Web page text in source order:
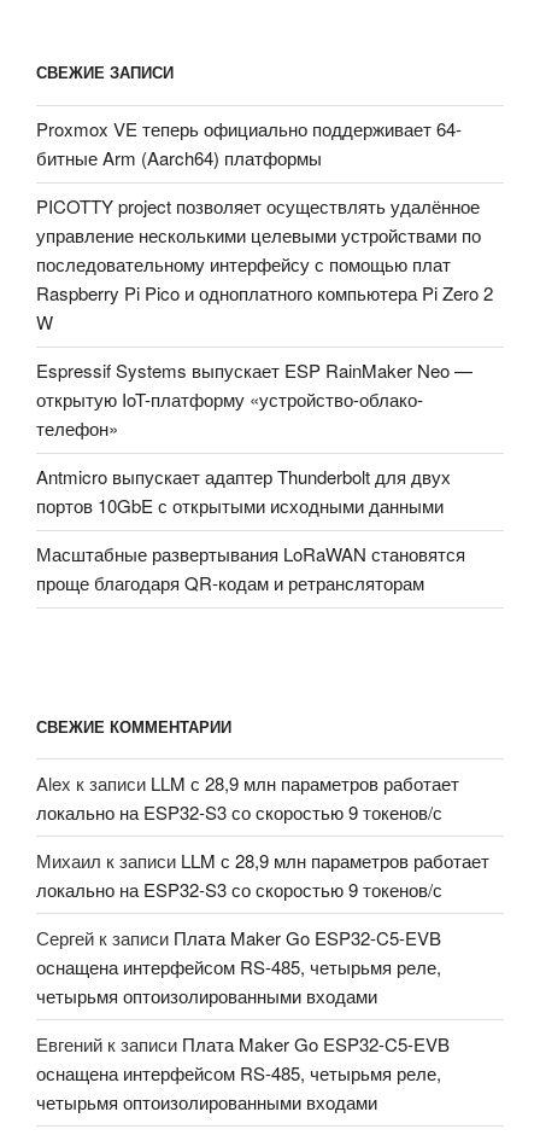
СВЕЖИЕ ЗАПИСИ
Proxmox VE теперь официально поддерживает 64-
битные Arm (Aarch64) платформы
PICOTTY project позволяет осуществлять удалённое
управление несколькими целевыми устройствами по
последовательному интерфейсу с помощью плат
Raspberry Pi Pico и одноплатного компьютера Pi Zero 2
W
Espressif Systems выпускает ESP RainMaker Neo —
открытую IoT-платформу «устройство-облако-
телефон»
Antmicro выпускает адаптер Thunderbolt для двух
портов 10GbE с открытыми исходными данными
Масштабные развертывания LoRaWAN становятся
проще благодаря QR-кодам и ретрансляторам
СВЕЖИЕ КОММЕНТАРИИ
Alex к записи LLM с 28,9 млн параметров работает
локально на ESP32-S3 со скоростью 9 токенов/с
Михаил к записи LLM с 28,9 млн параметров работает
локально на ESP32-S3 со скоростью 9 токенов/с
Сергей к записи Плата Maker Go ESP32-C5-EVB
оснащена интерфейсом RS-485, четырьмя реле,
четырьмя оптоизолированными входами
Евгений к записи Плата Maker Go ESP32-C5-EVB
оснащена интерфейсом RS-485, четырьмя реле,
четырьмя оптоизолированными входами